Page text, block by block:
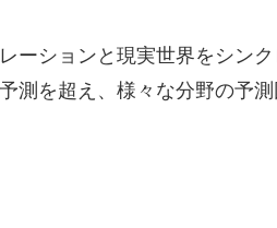
ーションと現実世界をシン
測を超え、様々な分野の予